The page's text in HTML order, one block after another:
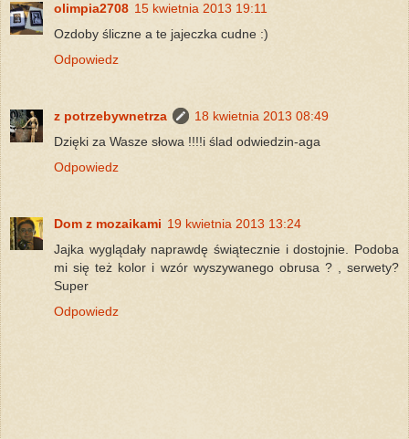
olimpia2708 15 kwietnia 2013 19:11
Ozdoby śliczne a te jajeczka cudne :)
Odpowiedz
z potrzebywnetrza
18 kwietnia 2013 08:49
Dzięki za Wasze słowa !!!!i ślad odwiedzin-aga
Odpowiedz
Dom z mozaikami 19 kwietnia 2013 13:24
Jajka wyglądały naprawdę świątecznie i dostojnie. Podoba
mi się też kolor i wzór wyszywanego obrusa ? , serwety?
Super
Odpowiedz